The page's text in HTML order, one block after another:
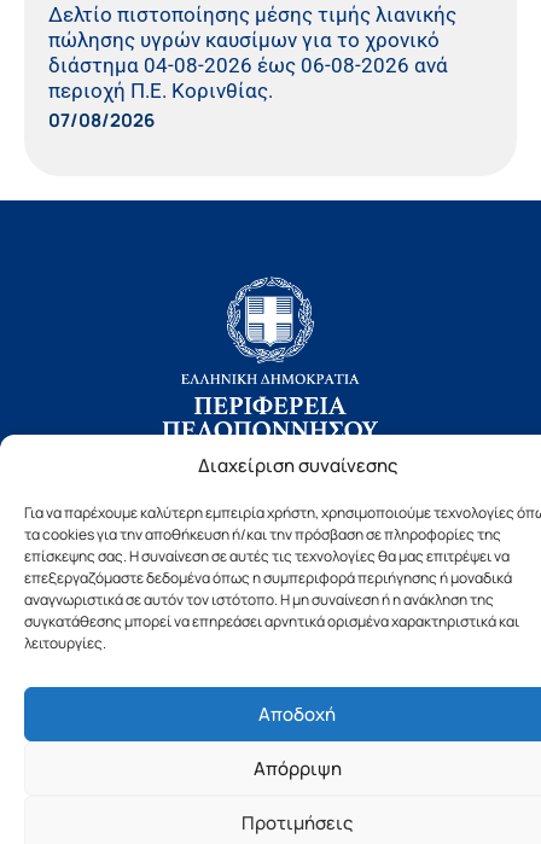
Διαχείριση συναίνεσης
Για να παρέχουμε καλύτερη εμπειρία χρήστη, χρησιμοποιούμε τεχνολογίες
τα cookies για την αποθήκευση ή/και την πρόσβαση σε πληροφορίες της
επίσκεψης σας. Η συναίνεση σε αυτές τις τεχνολογίες θα μας επιτρέψει να
επεξεργαζόμαστε δεδομένα όπως η συμπεριφορά περιήγησης ή μοναδικά
αναγνωριστικά σε αυτόν τον ιστότοπο. Η μη συναίνεση ή η ανάκληση της
συγκατάθεσης μπορεί να επηρεάσει αρνητικά ορισμένα χαρακτηριστικά και
λειτουργίες.
Αποδοχή
Απόρριψη
Προτιμήσεις
Δελτίο πιστοποίησης μέσης τιμής λιανικής
πώλησης υγρών καυσίμων για το χρονικό
διάστημα 04-08-2026 έως 06-08-2026 ανά
περιοχή Π.Ε. Κορινθίας.
07/08/2026
Copyright © 2019 Περιφέρεια Πελοποννήσου.
Σχεδιασμός & Υλοποίηση από τηνλimeframeγια
την Περιφέρεια Πελοποννήσου